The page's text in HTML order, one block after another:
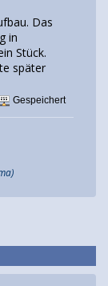
Das
in
Stück.
später
Gespeichert